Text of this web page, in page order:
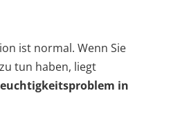
ist normal. Wenn Sie
tun haben, liegt
in